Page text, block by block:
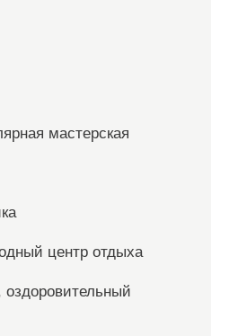
мастерская
центр отдыха